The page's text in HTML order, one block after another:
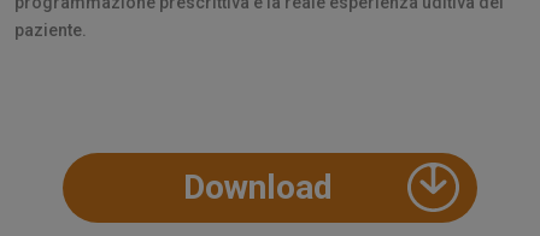
paziente.
Download